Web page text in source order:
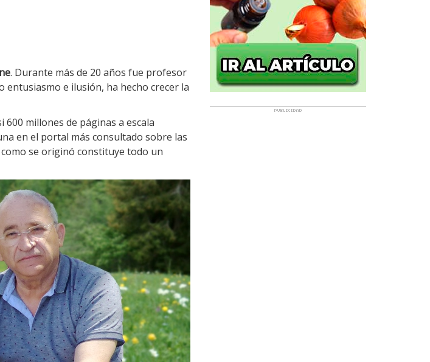
. Durante más de 20 años fue profesor
entusiasmo e ilusión, ha hecho crecer la
millones de páginas a escala
en el portal más consultado sobre las
se originó constituye todo un